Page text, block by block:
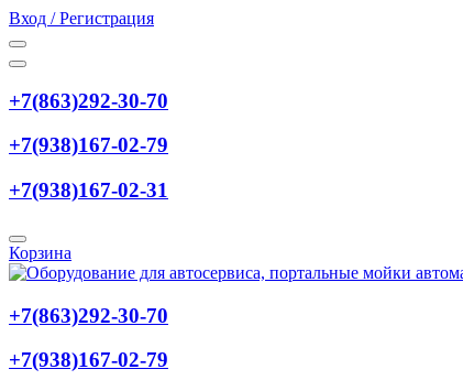
Вход / Регистрация
+7(863)292-30-70
+7(938)167-02-79
+7(938)167-02-31
Корзина
+7(863)292-30-70
+7(938)167-02-79